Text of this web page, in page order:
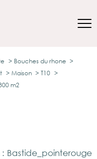
Bouches du rhone
Maison
T10
m2
: Bastide_pointerouge